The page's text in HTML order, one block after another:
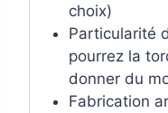
choix)
Particularité
pourrez la
donner du
Fabrication